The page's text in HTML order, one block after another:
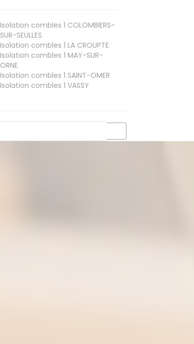
Isolation combles 1 COLOMBIERS-
SUR-SEULLES
Isolation combles 1 LA CROUPTE
Isolation combles 1 MAY-SUR-
ORNE
Isolation combles 1 SAINT-OMER
Isolation combles 1 VASSY